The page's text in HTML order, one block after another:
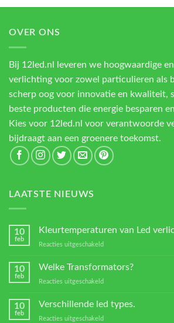
OVER ONS
Bij 12led.nl leveren we hoogwaardige
verlichting voor zowel particulieren als
scherp oog voor innovatie en kwaliteit,
beste producten die energie besparen
Kies voor 12led.nl voor verantwoorde
bijdraagt aan een groenere toekomst.
LAATSTE NIEUWS
10
feb
Kleurtemperaturen van Led
Reacties uitgeschakeld
van
verlichting
10
feb
Welke Transformators?
Reacties uitgeschakeld
Transformators?
10
feb
Verschillende led types.
Reacties uitgeschakeld